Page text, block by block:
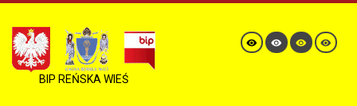
BIP REŃSKA WIEŚ